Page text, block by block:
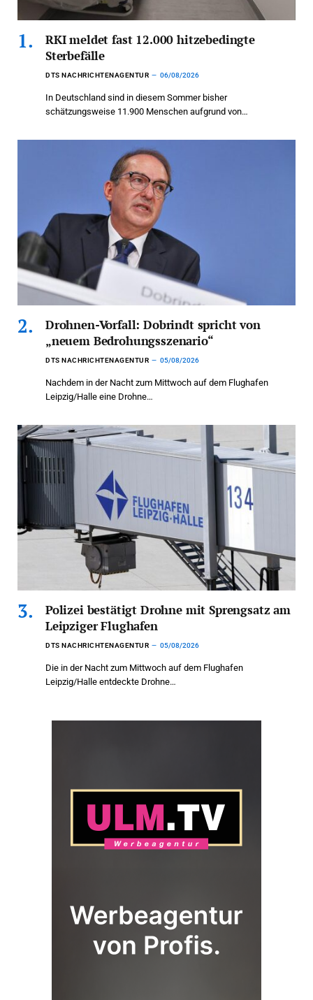
RKI meldet fast 12.000 hitzebedingte
Sterbefälle
DTS NACHRICHTENAGENTUR 06/08/2026
In Deutschland sind in diesem Sommer bisher
schätzungsweise 11.900 Menschen aufgrund von…
Drohnen-Vorfall: Dobrindt spricht von
„neuem Bedrohungsszenario“
DTS NACHRICHTENAGENTUR 05/08/2026
Nachdem in der Nacht zum Mittwoch auf dem Flughafen
Leipzig/Halle eine Drohne…
Polizei bestätigt Drohne mit Sprengsatz am
Leipziger Flughafen
DTS NACHRICHTENAGENTUR 05/08/2026
Die in der Nacht zum Mittwoch auf dem Flughafen
Leipzig/Halle entdeckte Drohne…